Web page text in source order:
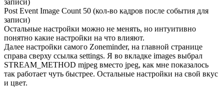
записи)
Post Event Image Count 50 (кол-во кадров после события для
записи)
Остальные настройки можно не менять, но интуитивно
понятно какие настройки на что влияют.
Далее настройки самого Zoneminder, на главной странице
справа сверху ссылка settings. Я во вкладке images выбрал
STREAM_METHOD mjpeg вместо jpeg, как мне показалось
так работает чуть быстрее. Остальные настройки на свой вкус
и цвет.